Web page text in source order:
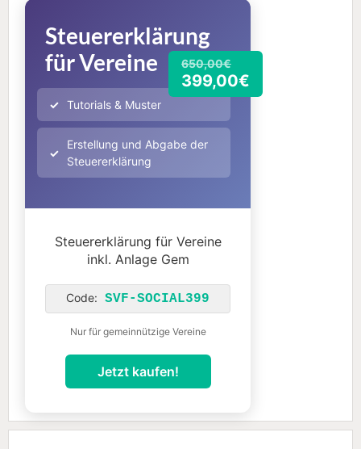
650,00€
399,00€
Steuererklärung
für Vereine
Tutorials & Muster
Erstellung und Abgabe der
Steuererklärung
Steuererklärung für Vereine
inkl. Anlage Gem
Code: SVF-SOCIAL399
Nur für gemeinnützige Vereine
Jetzt kaufen!